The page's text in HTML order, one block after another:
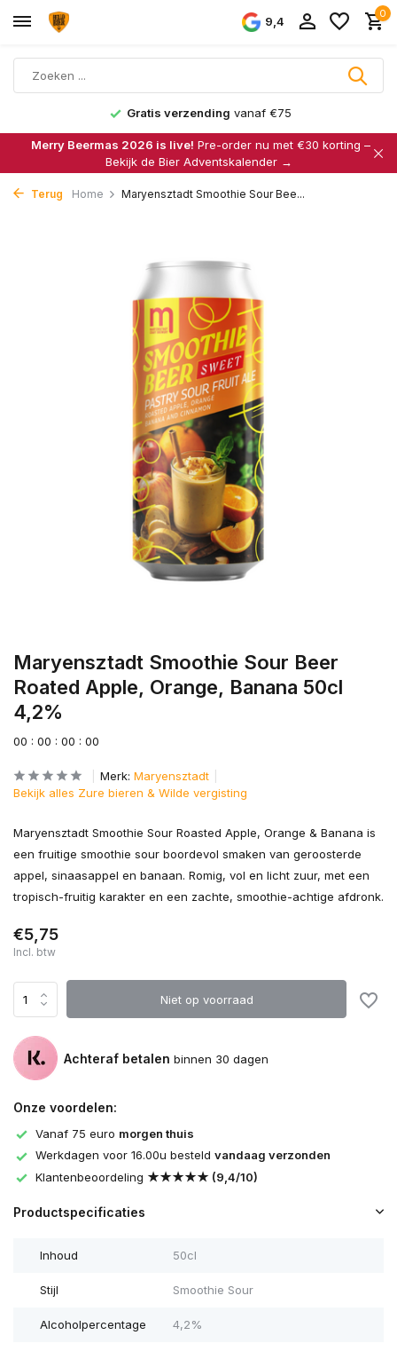
9,4
0
Gratis verzending vanaf €75
Merry Beermas 2026 is live! Pre-order nu met €30 korting –
Bekijk de Bier Adventskalender →
Terug Home Maryensztadt Smoothie Sour Bee...
Maryensztadt Smoothie Sour Beer
Roated Apple, Orange, Banana 50cl
4,2%
00 : 00 : 00 : 00
Merk: Maryensztadt
Bekijk alles Zure bieren & Wilde vergisting
Maryensztadt Smoothie Sour Roasted Apple, Orange & Banana is
een fruitige smoothie sour boordevol smaken van geroosterde
appel, sinaasappel en banaan. Romig, vol en licht zuur, met een
tropisch-fruitig karakter en een zachte, smoothie-achtige afdronk.
€5,75
Incl. btw
Niet op voorraad
Achteraf betalen binnen 30 dagen
Onze voordelen:
Vanaf 75 euro morgen thuis
Werkdagen voor 16.00u besteld vandaag verzonden
Klantenbeoordeling ★★★★★ (9,4/10)
Productspecificaties
Inhoud 50cl
Stijl Smoothie Sour
Alcoholpercentage 4,2%